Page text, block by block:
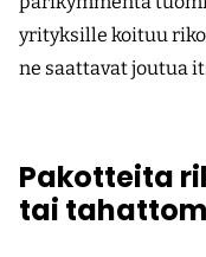
yrityksille koituu
ne saattavat joutua
Pakotteita
tai